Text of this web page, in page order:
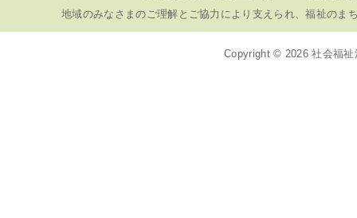
地域のみなさまのご理解とご協力により支えられ、福祉のま
Copyright © 2026社会福